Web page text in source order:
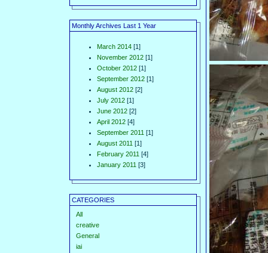
Monthly Archives Last 1 Year
March 2014 [1]
November 2012 [1]
October 2012 [1]
September 2012 [1]
August 2012 [2]
July 2012 [1]
June 2012 [2]
April 2012 [4]
September 2011 [1]
August 2011 [1]
February 2011 [4]
January 2011 [3]
CATEGORIES
All
creative
General
iai